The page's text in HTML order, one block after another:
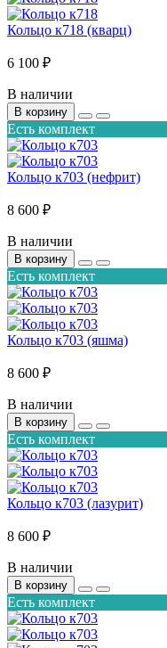
Кольцо к718 (кварц)
6 100 ₽
В наличии
В корзину
Есть комплект
Кольцо к703 (нефрит)
8 600 ₽
В наличии
В корзину
Есть комплект
Кольцо к703 (яшма)
8 600 ₽
В наличии
В корзину
Есть комплект
Кольцо к703 (лазурит)
8 600 ₽
В наличии
В корзину
Есть комплект